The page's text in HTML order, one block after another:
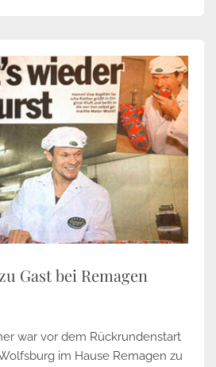
Gast bei Remagen
war vor dem Rückrundenstart
im Hause Remagen zu